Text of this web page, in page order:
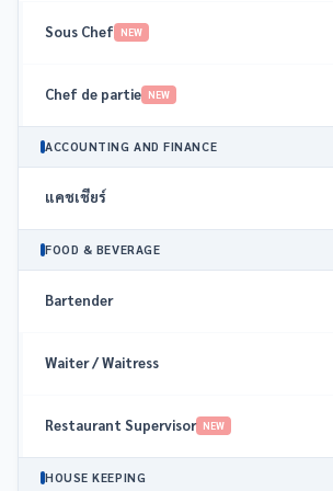
Sous Chef NEW
Chef de partie NEW
ACCOUNTING AND FINANCE
แคชเชียร์
FOOD & BEVERAGE
Bartender
Waiter / Waitress
Restaurant Supervisor NEW
HOUSE KEEPING